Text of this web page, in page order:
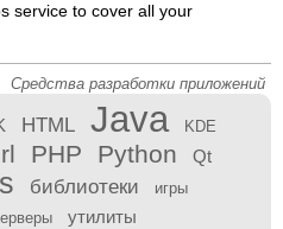
service to cover all your
Средства разработки приложений
HTML Java KDE
PHP Python Qt
библиотеки игры
утилиты